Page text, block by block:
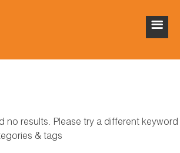
no results. Please try a different keyword
& tags